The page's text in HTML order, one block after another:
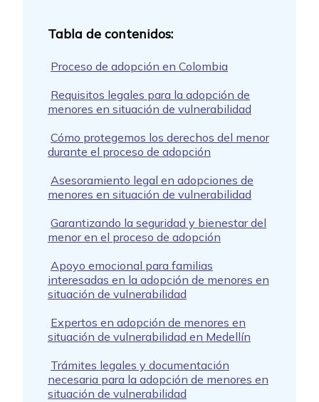
Proceso de adopción en Colombia
Requisitos legales para la adopción de
menores en situación de vulnerabilidad
Cómo protegemos los derechos del menor
durante el proceso de adopción
Asesoramiento legal en adopciones de
menores en situación de vulnerabilidad
Garantizando la seguridad y bienestar del
menor en el proceso de adopción
Apoyo emocional para familias
interesadas en la adopción de menores en
situación de vulnerabilidad
Expertos en adopción de menores en
situación de vulnerabilidad en Medellín
Trámites legales y documentación
necesaria para la adopción de menores en
situación de vulnerabilidad